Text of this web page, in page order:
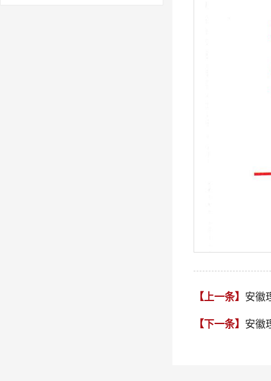
【上一条】 安徽
【下一条】 安徽